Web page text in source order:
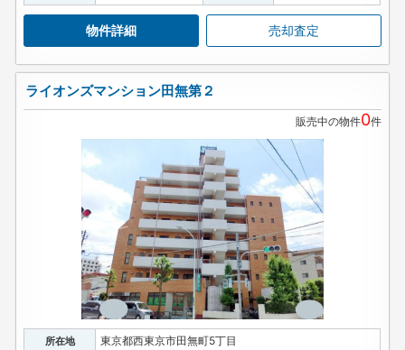
物件詳細 売却査定
ライオンズマンション田無第２
販売中の物件0件
所在地 東京都西東京市田無町5丁目